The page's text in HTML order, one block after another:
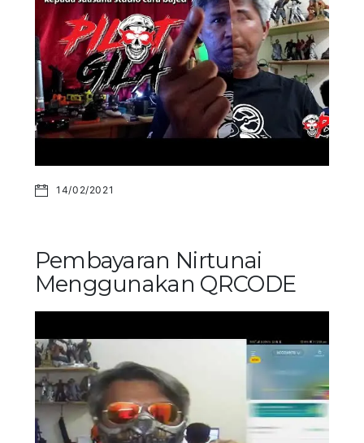
14/02/2021
Pembayaran Nirtunai
Menggunakan QRCODE